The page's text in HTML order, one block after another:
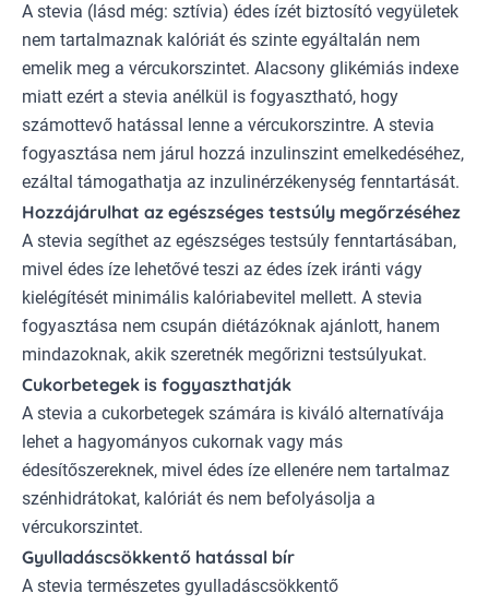
A stevia (lásd még: sztívia) édes ízét biztosító vegyületek
nem tartalmaznak kalóriát és szinte egyáltalán nem
emelik meg a vércukorszintet. Alacsony glikémiás indexe
miatt ezért a stevia anélkül is fogyasztható, hogy
számottevő hatással lenne a vércukorszintre. A stevia
fogyasztása nem járul hozzá inzulinszint emelkedéséhez,
ezáltal támogathatja az inzulinérzékenység fenntartását.
Hozzájárulhat az egészséges testsúly megőrzéséhez
A stevia segíthet az egészséges testsúly fenntartásában,
mivel édes íze lehetővé teszi az édes ízek iránti vágy
kielégítését minimális kalóriabevitel mellett. A stevia
fogyasztása nem csupán diétázóknak ajánlott, hanem
mindazoknak, akik szeretnék megőrizni testsúlyukat.
Cukorbetegek is fogyaszthatják
A stevia a cukorbetegek számára is kiváló alternatívája
lehet a hagyományos cukornak vagy más
édesítőszereknek, mivel édes íze ellenére nem tartalmaz
szénhidrátokat, kalóriát és nem befolyásolja a
vércukorszintet.
Gyulladáscsökkentő hatással bír
A stevia természetes gyulladáscsökkentő